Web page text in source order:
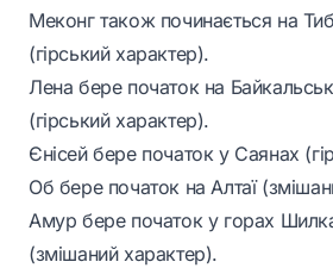
Меконг також починається на
(гірський характер).
Лена бере початок на
(гірський характер).
Єнісей бере початок у Саянах
Об бере початок на Алтаї
Амур бере початок у горах
(змішаний характер).